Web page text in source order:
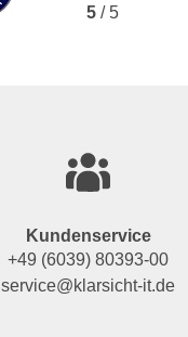
5/ 5
Kundenservice
+49 (6039) 80393-00
service@klarsicht-it.de